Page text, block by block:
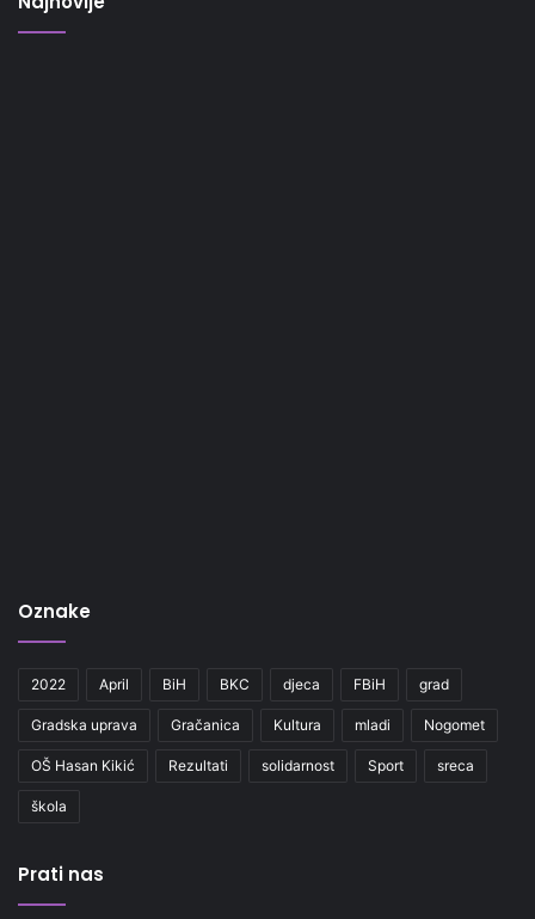
Oznake
2022 April BiH BKC djeca FBiH grad
Gradska uprava Gračanica Kultura mladi Nogomet
OŠ Hasan Kikić Rezultati solidarnost Sport sreca
škola
Prati nas